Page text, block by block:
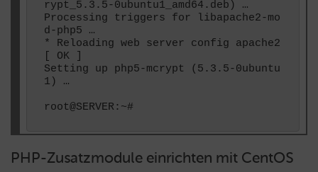
rypt_5.3.5-0ubuntu1_amd64.deb) …
Processing triggers for libapache2-mo
d-php5 …
* Reloading web server config apache2
[ OK ]
Setting up php5-mcrypt (5.3.5-0ubuntu
1) …
PHP-Zusatzmodule einrichten mit CentOS